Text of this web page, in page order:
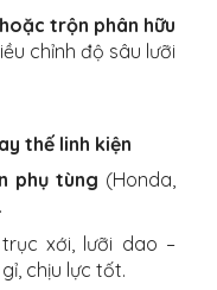
trộn phân hữu
chỉnh độ sâu lưỡi
thế linh kiện
phụ tùng (Honda,
xới, lưỡi dao –
chịu lực tốt.